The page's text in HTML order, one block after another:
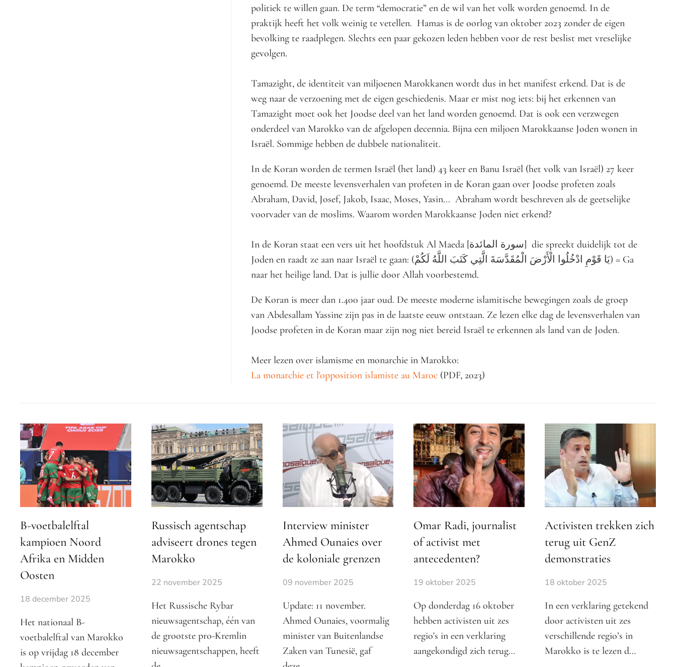
politiek te willen gaan. De term “democratie” en de wil van het volk worden genoemd. In de
praktijk heeft het volk weinig te vetellen. Hamas is de oorlog van oktober 2023 zonder de eigen
bevolking te raadplegen. Slechts een paar gekozen leden hebben voor de rest beslist met vreselijke
gevolgen.
Tamazight, de identiteit van miljoenen Marokkanen wordt dus in het manifest erkend. Dat is de
weg naar de verzoening met de eigen geschiedenis. Maar er mist nog iets: bij het erkennen van
Tamazight moet ook het Joodse deel van het land worden genoemd. Dat is ook een verzwegen
onderdeel van Marokko van de afgelopen decennia. Bijna een miljoen Marokkaanse Joden wonen in
Israël. Sommige hebben de dubbele nationaliteit.
In de Koran worden de termen Israël (het land) 43 keer en Banu Israël (het volk van Israël) 27 keer
genoemd. De meeste levensverhalen van profeten in de Koran gaan over Joodse profeten zoals
Abraham, David, Josef, Jakob, Isaac, Moses, Yasin... Abraham wordt beschreven als de geetselijke
voorvader van de moslims. Waarom worden Marokkaanse Joden niet erkend?
In de Koran staat een vers uit het hoofdstuk Al Maeda [سورة المائدة] die spreekt duidelijk tot de
Joden en raadt ze aan naar Israël te gaan: (يَا قَوْمِ ادْخُلُوا الْأَرْضَ الْمُقَدَّسَةَ الَّتِي كَتَبَ اللَّهُ لَكُمْ) = Ga
naar het heilige land. Dat is jullie door Allah voorbestemd.
De Koran is meer dan 1.400 jaar oud. De meeste moderne islamitische bewegingen zoals de groep
van Abdesallam Yassine zijn pas in de laatste eeuw ontstaan. Ze lezen elke dag de levensverhalen van
Joodse profeten in de Koran maar zijn nog niet bereid Israël te erkennen als land van de Joden.
Meer lezen over islamisme en monarchie in Marokko:
La monarchie et l'opposition islamiste au Maroc(PDF, 2023)
B-voetbalelftal
kampioen Noord
Afrika en Midden
Oosten
18 december 2025
Het nationaal B-
voetbalelftal van Marokko
is op vrijdag 18 december
Russisch agentschap
adviseert drones tegen
Marokko
22 november 2025
Het Russische Rybar
nieuwsagentschap, één van
de grootste pro-Kremlin
nieuwsagentschappen, heeft
Interview minister
Ahmed Ounaies over
de koloniale grenzen
09 november 2025
Update: 11 november.
Ahmed Ounaies, voormalig
minister van Buitenlandse
Zaken van Tunesië, gaf
Omar Radi, journalist
of activist met
antecedenten?
19 oktober 2025
Op donderdag 16 oktober
hebben activisten uit zes
regio's in een verklaring
aangekondigd zich terug…
Activisten trekken zich
terug uit GenZ
demonstraties
18 oktober 2025
In een verklaring getekend
door activisten uit zes
verschillende regio’s in
Marokko is te lezen d…